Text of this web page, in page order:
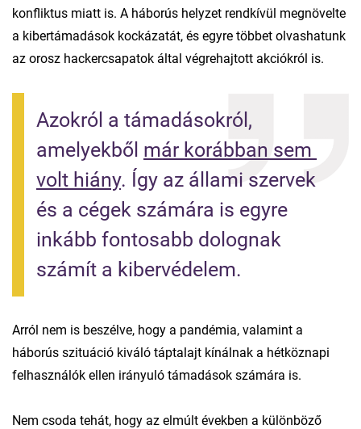
konfliktus miatt is. A háborús helyzet rendkívül megnövelte
a kibertámadások kockázatát, és egyre többet olvashatunk
az orosz hackercsapatok által végrehajtott akciókról is.
Azokról a támadásokról,
amelyekből már korábban sem
volt hiány. Így az állami szervek
és a cégek számára is egyre
inkább fontosabb dolognak
számít a kibervédelem.
Arról nem is beszélve, hogy a pandémia, valamint a
háborús szituáció kiváló táptalajt kínálnak a hétköznapi
felhasználók ellen irányuló támadások számára is.
Nem csoda tehát, hogy az elmúlt években a különböző